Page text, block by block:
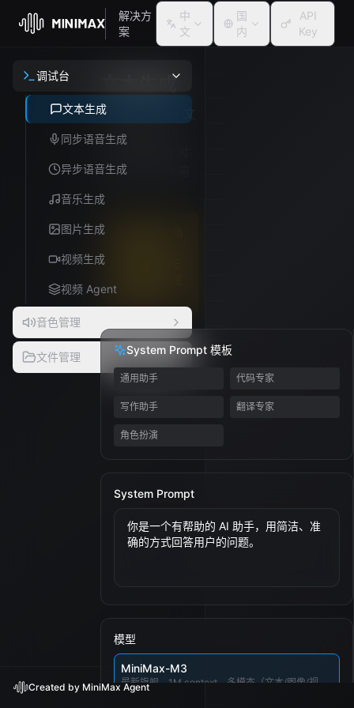
解决方
案
中
文
国
内
API
Key
调试台
文本生成
同步语音生成
异步语音生成
音乐生成
图片生成
视频生成
视频 Agent
音色管理
文件管理
Created by MiniMax Agent
文本生成
使用 MiniMax 文
本模型进行对
话和图文混合输
入
成功能。
System Prompt 模板
通用助手 代码专家
写作助手 翻译专家
角色扮演
System Prompt
模型
MiniMax-M3
最新旗舰，1M context，多模态（文本/图像/视
频），支持 thinking
消